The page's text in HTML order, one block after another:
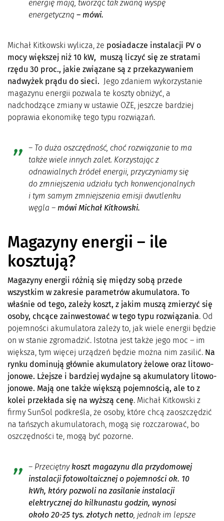
energię mają, tworząc tak zwaną wyspę
energetyczną – mówi.
Michał Kitkowski wylicza, że posiadacze instalacji PV o
mocy większej niż 10 kW, muszą liczyć się ze stratami
rzędu 30 proc., jakie związane są z przekazywaniem
nadwyżek prądu do sieci. Jego zdaniem wykorzystanie
magazynu energii pozwala te koszty obniżyć, a
nadchodzące zmiany w ustawie OZE, jeszcze bardziej
poprawia ekonomikę tego typu rozwiązań.
– To duża oszczędność, choć rozwiązanie to ma
także wiele innych zalet. Korzystając z
odnawialnych źródeł energii, przyczyniamy się
do zmniejszenia udziału tych konwencjonalnych
i tym samym zmniejszenia emisji dwutlenku
węgla – mówi Michał Kitkowski.
Magazyny energii – ile
kosztują?
Magazyny energii różnią się między sobą przede
wszystkim w zakresie parametrów akumulatora. To
właśnie od tego, zależy koszt, z jakim muszą zmierzyć się
osoby, chcące zainwestować w tego typu rozwiązania. Od
pojemności akumulatora zależy to, jak wiele energii będzie
on w stanie zgromadzić. Istotna jest także jego moc – im
większa, tym więcej urządzeń będzie można nim zasilić. Na
rynku dominują głównie akumulatory żelowe oraz litowo-
jonowe. Lżejsze i bardziej wydajne są akumulatory litowo-
jonowe. Mają one także większą pojemnością, ale to z
kolei przekłada się na wyższą cenę. Michał Kitkowski z
firmy SunSol podkreśla, że osoby, które chcą zaoszczędzić
na tańszych akumulatorach, mogą się rozczarować, bo
oszczędności te, mogą być pozorne.
– Przeciętny koszt magazynu dla przydomowej
instalacji fotowoltaicznej o pojemności ok. 10
kWh, który pozwoli na zasilanie instalacji
elektrycznej do kilkunastu godzin, wynosi
około 20-25 tys. złotych netto, jednak im lepsze